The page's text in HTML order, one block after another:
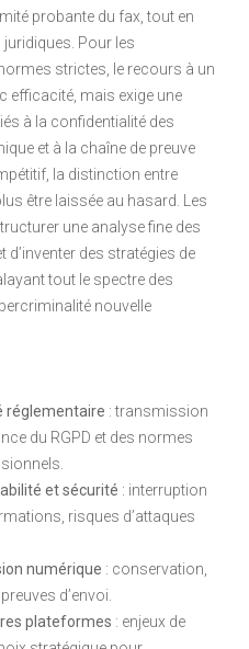
probante du fax, tout en
Pour les
strictes, le recours à un
efficacité, mais exige une
à la confidentialité des
et à la chaîne de preuve
la distinction entre
être laissée au hasard. Les
une analyse fine des
et d’inventer des stratégies de
tout le spectre des
nouvelle
réglementaire : transmission
du RGPD et des normes
et sécurité : interruption
risques d’attaques
numérique : conservation,
d’envoi.
plateformes : enjeux de